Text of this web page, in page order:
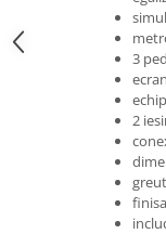
Controllere MIDI -
Controllere
Convertoare AD/DA
Interfete audio
Interfete MIDI si
Microfoane de
Monitoare de studio
3
2